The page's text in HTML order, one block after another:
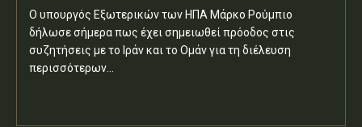
Ο υπουργός Εξωτερικών των ΗΠΑ Μάρκο Ρούμπιο
δήλωσε σήμερα πως έχει σημειωθεί πρόοδος στις
συζητήσεις με το Ιράν και το Ομάν για τη διέλευση
περισσότερων...